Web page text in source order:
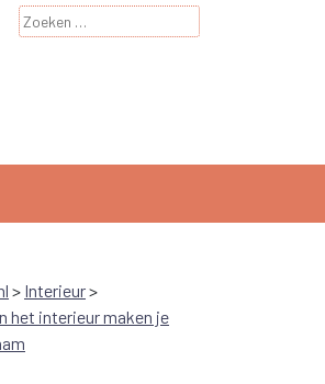
Zoeken
naar:
> Interieur>
het interieur maken je